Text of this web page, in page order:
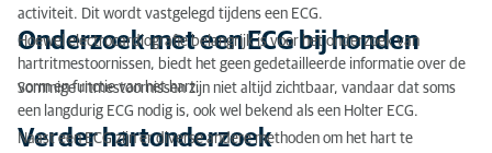
Verder hartonderzoek
Twijfels?
activiteit. Dit wordt vastgelegd tijdens een ECG.
Onderzoek met een ECG bij honden
Hoewel electrocardiografie belangrijk is voor het onderzoek van
hartritmestoornissen, biedt het geen gedetailleerde informatie over de
vorm en functie van het hart.
Sommige ritmestoornissen zijn niet altijd zichtbaar, vandaar dat soms
een langdurig ECG nodig is, ook wel bekend als een Holter ECG.
Verder hartonderzoek
Naast een ECG zijn er diverse andere methoden om het hart te